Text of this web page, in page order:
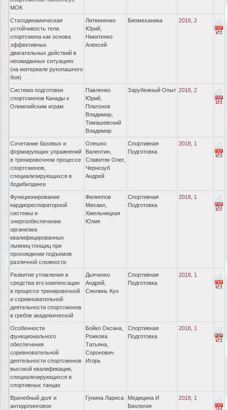
МОК
Статодинамическая
устойчивость тела
спортсмена как основа
эффективных
двигательных действий в
неожиданных ситуациях
(на материале рукопашного
боя)
Литвиненко
Юрий,
Никитенко
Алексей
Биомеханика 2018, 2
Система подготовки
спортсменов Канады к
Олимпийским играм
Павленко
Юрий,
Платонов
Владимир,
Томашевский
Владимир
Зарубежный Опыт 2018, 2
Сочетание базовых и
формирующих упражнений
в тренировочном процессе
спортсменов,
специализирующихся в
бодибилдинге
Олешко
Валентин,
Славитяк Олег,
Чернозуб
Андрей
Спортивная
Подготовка
2018, 1
Функционирование
кардиореспираторной
системы и
энергообеспечение
организма
квалифицированных
лыжниц-гонщиц при
прохождении подъемов
различной сложности
Филиппов
Михаил,
Хмельницкая
Юлия
Спортивная
Подготовка
2018, 1
Развитие утомления и
средства его компенсации
в процессе тренировочной
и соревновательной
деятельности спортсменов
в гребле академической
Дьяченко
Андрей,
Сянлинь Кун
Спортивная
Подготовка
2018, 1
Особенности
функционального
обеспечения
соревновательной
деятельности спортсменов
высокой квалификации,
специализирующихся в
спортивных танцах
Бойко Оксана,
Рожкова
Татьяна,
Соронович
Игорь
Спортивная
Подготовка
2018, 1
Врачебный долг и
антидопинговое
Гунина Лариса
Медицина И
Биология
2018, 1